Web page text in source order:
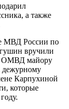
а также
МВД России по
вручили
ОМВД майору
дежурному
Карпухиной
которые